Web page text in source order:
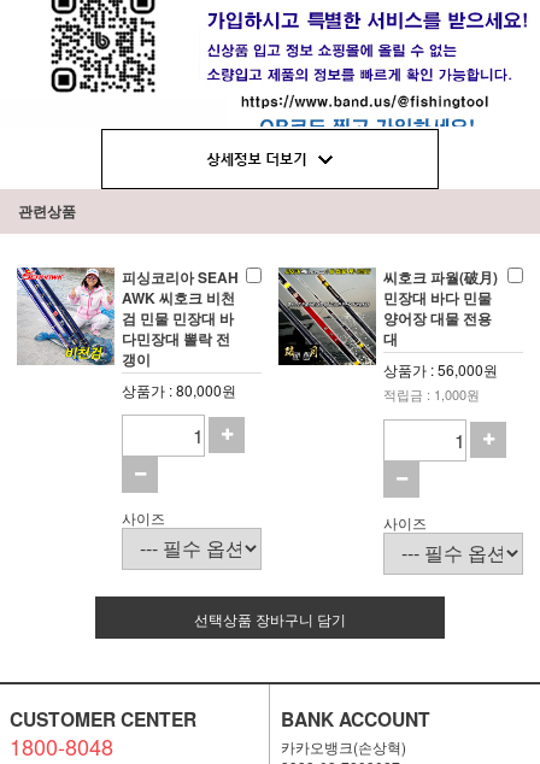
관련상품
피싱코리아 SEAH
AWK 씨호크 비천
검 민물 민장대 바
다민장대 뽈락 전
갱이
상품가 : 80,000원
사이즈
씨호크 파월(破月)
민장대 바다 민물
양어장 대물 전용
대
상품가 : 56,000원
적립금 : 1,000원
사이즈
선택상품 장바구니 담기
CUSTOMER CENTER
1800-8048
BANK ACCOUNT
카카오뱅크(손상혁)